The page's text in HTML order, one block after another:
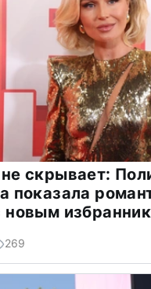
скрывает:
показала
новым
269